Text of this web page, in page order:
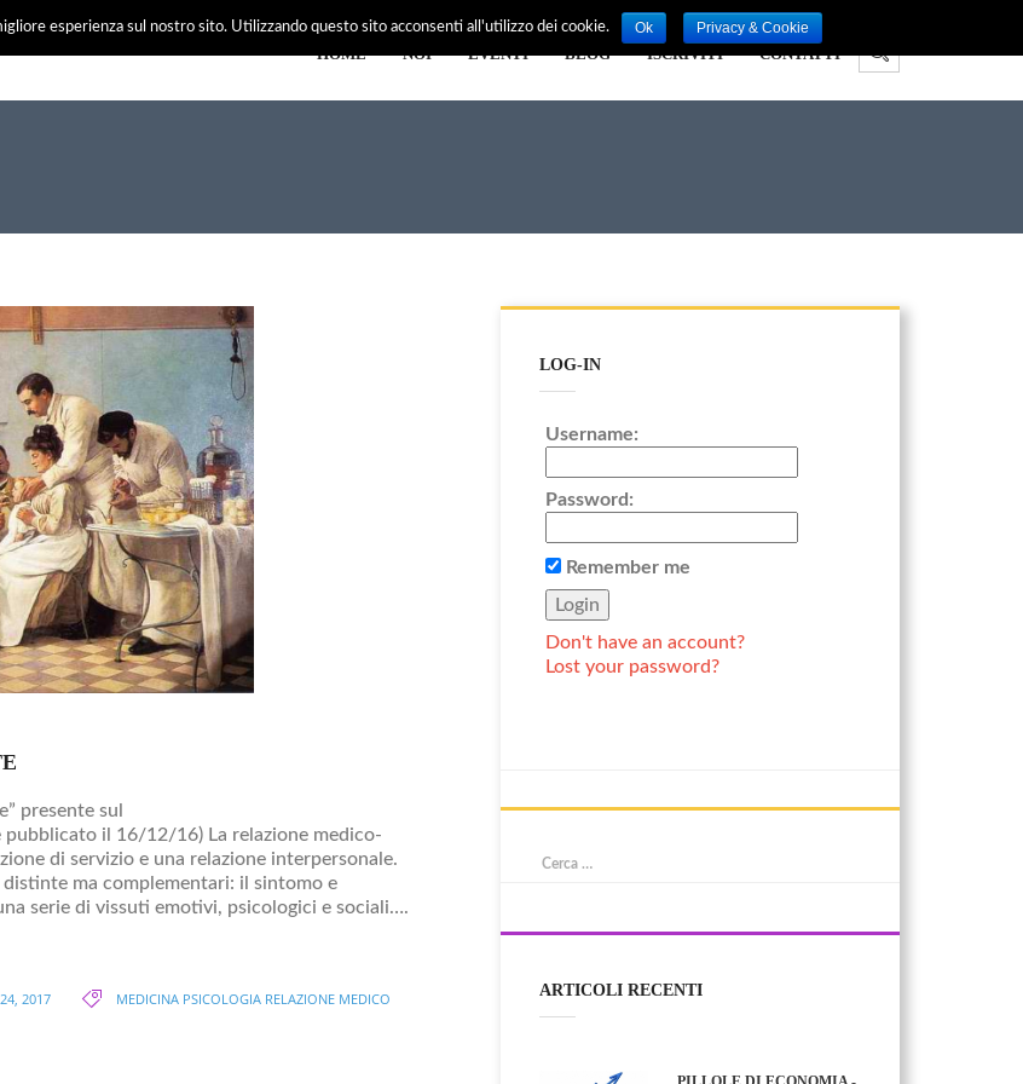
HOME NOI EVENTI BLOG ISCRIVITI CONTATTI
presente sul
il 16/12/16) La relazione medico-
di servizio e una relazione interpersonale.
ma complementari: il sintomo e
serie di vissuti emotivi, psicologici e sociali….
2017 MEDICINA PSICOLOGIA RELAZIONE MEDICO
LOG-IN
Username:
Password:
Remember me
Don't have an account?
Lost your password?
ARTICOLI RECENTI
esperienza sul nostro sito. Utilizzando questo sito acconsenti all'utilizzo dei cookie. Ok Privacy & Cookie